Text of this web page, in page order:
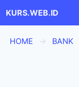
KURS.WEB.ID
HOME BANK